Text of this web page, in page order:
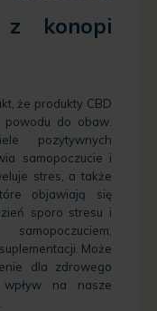
z konopi
że produkty CBD
do obaw.
pozytywnych
samopoczucie i
stres, a także
objawiają się
sporo stresu i
Może
dla zdrowego
na nasze